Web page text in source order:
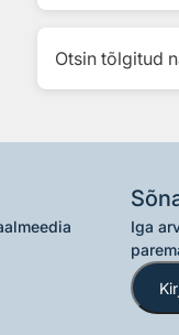
Otsin tõlgitud
Iga